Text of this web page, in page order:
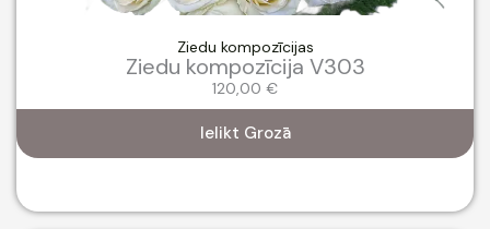
Ziedu kompozīcijas
Ziedu kompozīcija V303
120,00 €
Ielikt Grozā